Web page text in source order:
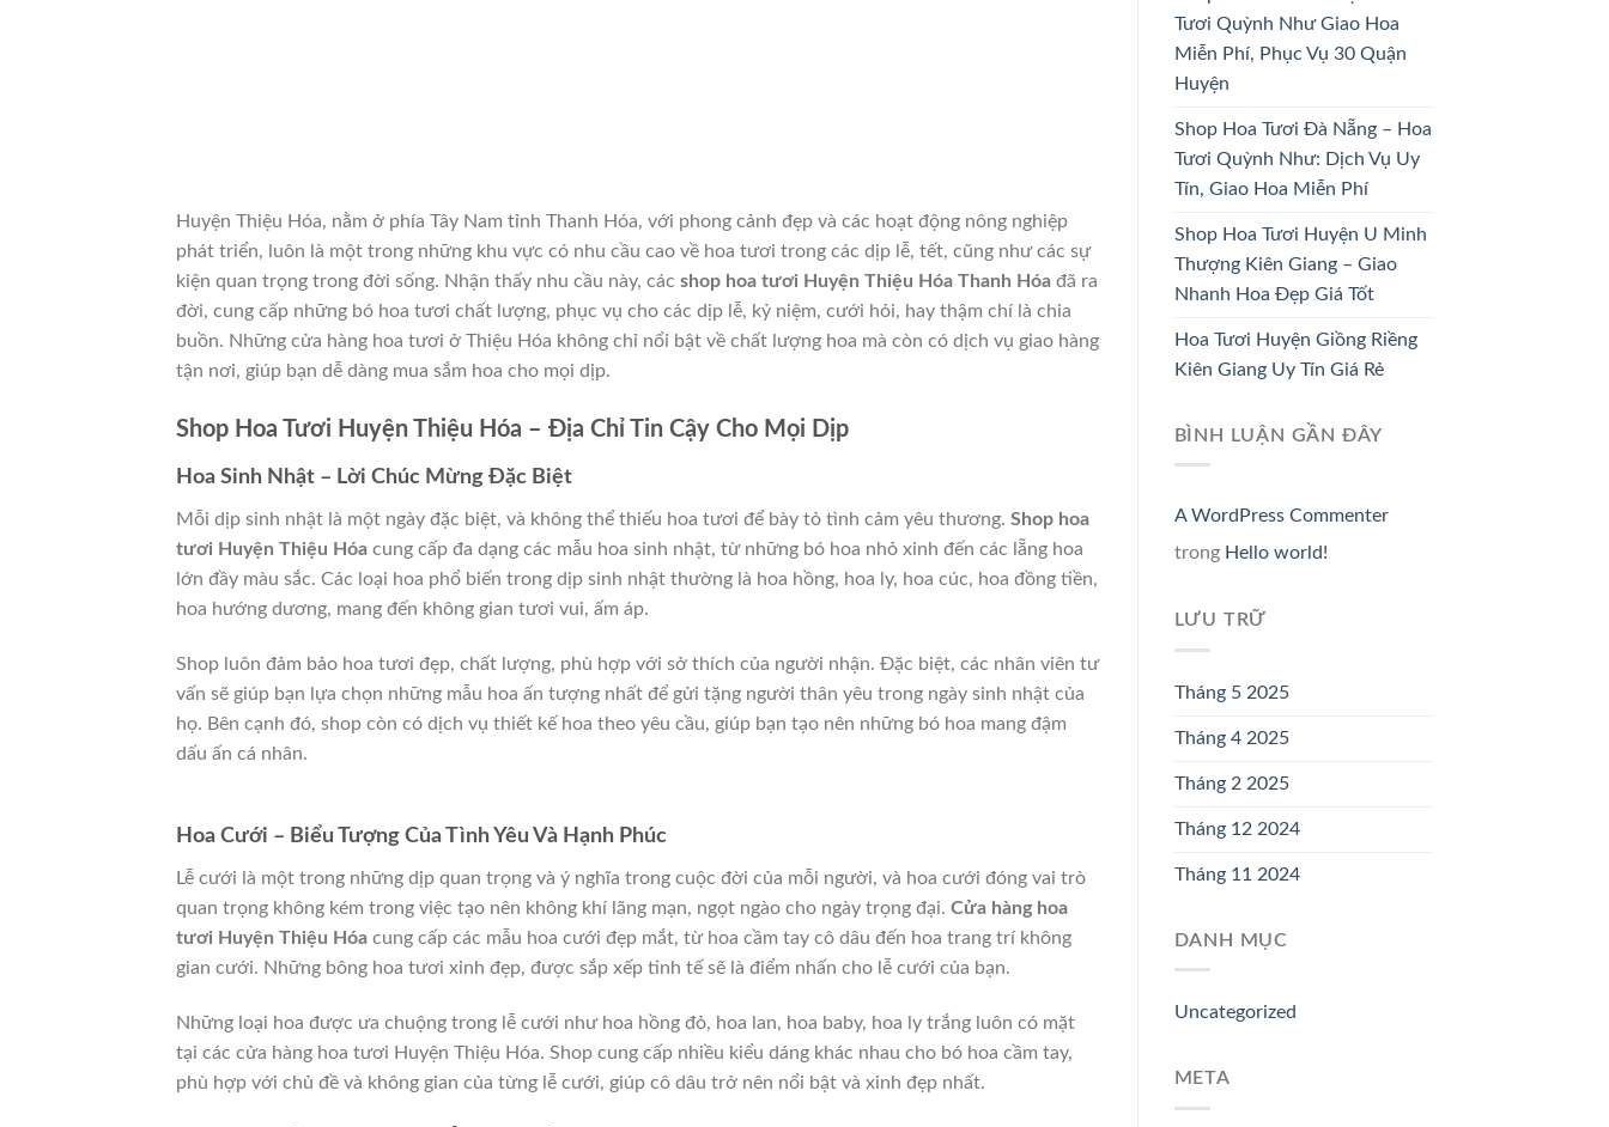
33 SẢN PHẨM 67 SẢN PHẨM
Huyện Thiệu Hóa, nằm ở phía Tây Nam tỉnh Thanh Hóa, với phong cảnh đẹp và các hoạt động nông nghiệp
phát triển, luôn là một trong những khu vực có nhu cầu cao về hoa tươi trong các dịp lễ, tết, cũng như các sự
kiện quan trọng trong đời sống. Nhận thấy nhu cầu này, các shop hoa tươi Huyện Thiệu Hóa Thanh Hóa đã ra
đời, cung cấp những bó hoa tươi chất lượng, phục vụ cho các dịp lễ, kỷ niệm, cưới hỏi, hay thậm chí là chia
buồn. Những cửa hàng hoa tươi ở Thiệu Hóa không chỉ nổi bật về chất lượng hoa mà còn có dịch vụ giao hàng
tận nơi, giúp bạn dễ dàng mua sắm hoa cho mọi dịp.
Shop Hoa Tươi Huyện Thiệu Hóa – Địa Chỉ Tin Cậy Cho Mọi Dịp
Hoa Sinh Nhật – Lời Chúc Mừng Đặc Biệt
Mỗi dịp sinh nhật là một ngày đặc biệt, và không thể thiếu hoa tươi để bày tỏ tình cảm yêu thương. Shop hoa
tươi Huyện Thiệu Hóa cung cấp đa dạng các mẫu hoa sinh nhật, từ những bó hoa nhỏ xinh đến các lẵng hoa
lớn đầy màu sắc. Các loại hoa phổ biến trong dịp sinh nhật thường là hoa hồng, hoa ly, hoa cúc, hoa đồng tiền,
hoa hướng dương, mang đến không gian tươi vui, ấm áp.
Shop luôn đảm bảo hoa tươi đẹp, chất lượng, phù hợp với sở thích của người nhận. Đặc biệt, các nhân viên tư
vấn sẽ giúp bạn lựa chọn những mẫu hoa ấn tượng nhất để gửi tặng người thân yêu trong ngày sinh nhật của
họ. Bên cạnh đó, shop còn có dịch vụ thiết kế hoa theo yêu cầu, giúp bạn tạo nên những bó hoa mang đậm
dấu ấn cá nhân.
Hoa Cưới – Biểu Tượng Của Tình Yêu Và Hạnh Phúc
Lễ cưới là một trong những dịp quan trọng và ý nghĩa trong cuộc đời của mỗi người, và hoa cưới đóng vai trò
quan trọng không kém trong việc tạo nên không khí lãng mạn, ngọt ngào cho ngày trọng đại. Cửa hàng hoa
tươi Huyện Thiệu Hóa cung cấp các mẫu hoa cưới đẹp mắt, từ hoa cầm tay cô dâu đến hoa trang trí không
gian cưới. Những bông hoa tươi xinh đẹp, được sắp xếp tinh tế sẽ là điểm nhấn cho lễ cưới của bạn.
Những loại hoa được ưa chuộng trong lễ cưới như hoa hồng đỏ, hoa lan, hoa baby, hoa ly trắng luôn có mặt
tại các cửa hàng hoa tươi Huyện Thiệu Hóa. Shop cung cấp nhiều kiểu dáng khác nhau cho bó hoa cầm tay,
phù hợp với chủ đề và không gian của từng lễ cưới, giúp cô dâu trở nên nổi bật và xinh đẹp nhất.
Tươi Quỳnh Như Giao Hoa
Miễn Phí, Phục Vụ 30 Quận
Huyện
Shop Hoa Tươi Đà Nẵng – Hoa
Tươi Quỳnh Như: Dịch Vụ Uy
Tín, Giao Hoa Miễn Phí
Shop Hoa Tươi Huyện U Minh
Thượng Kiên Giang – Giao
Nhanh Hoa Đẹp Giá Tốt
Hoa Tươi Huyện Giồng Riềng
Kiên Giang Uy Tín Giá Rẻ
BÌNH LUẬN GẦN ĐÂY
A WordPress Commenter
trong Hello world!
LƯU TRỮ
Tháng 5 2025
Tháng 4 2025
Tháng 2 2025
Tháng 12 2024
Tháng 11 2024
DANH MỤC
Uncategorized
META